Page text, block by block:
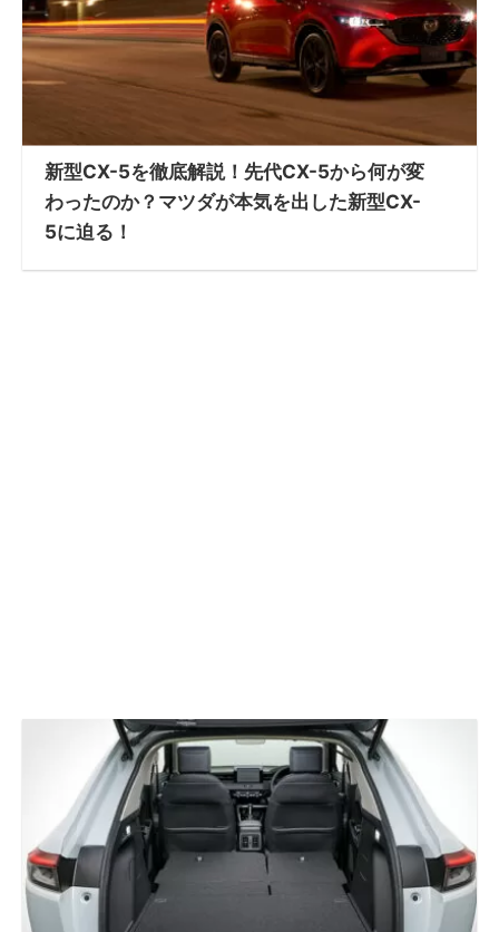
新型CX-5を徹底解説！先代CX-5から何が変
わったのか？マツダが本気を出した新型CX-
5に迫る！